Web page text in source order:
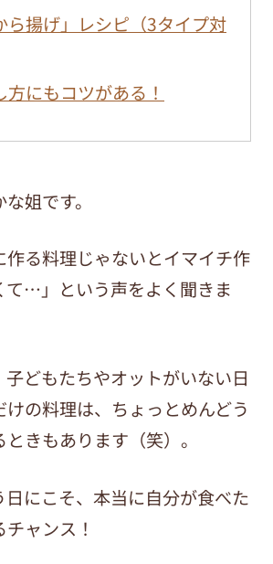
ら揚げ」レシピ（3タイプ対
にもコツがある！
姐です。
作る料理じゃないとイマイチ作
て…」という声をよく聞きま
どもたちやオットがいない日
の料理は、ちょっとめんどう
きもあります（笑）。
日にこそ、本当に自分が食べた
ャンス！